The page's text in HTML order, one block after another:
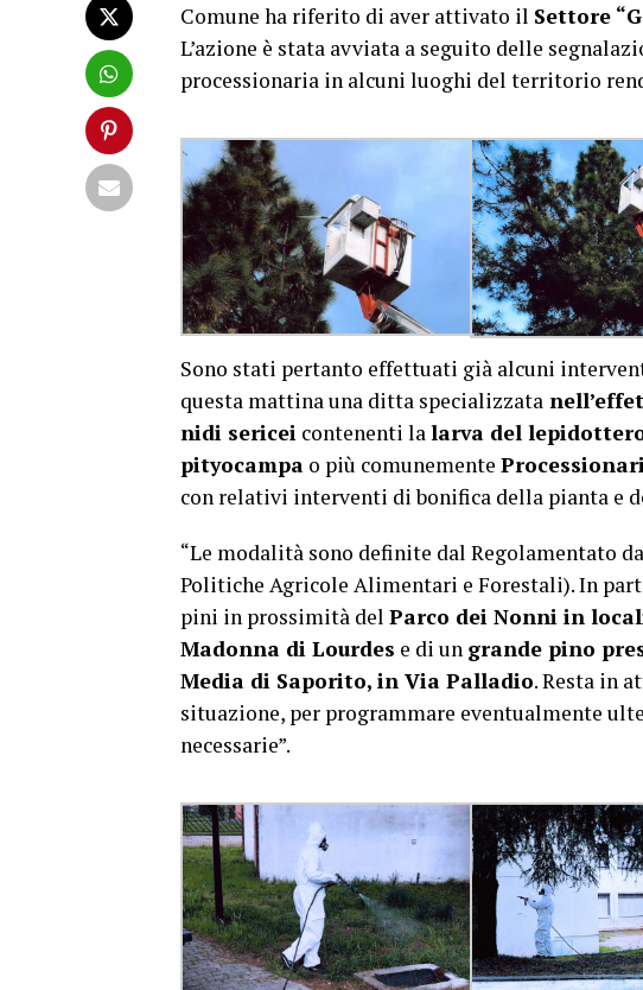
Comune ha riferito di aver attivato il Settore
L’azione è stata avviata a seguito delle
processionaria in alcuni luoghi del territorio
Sono stati pertanto effettuati già alcuni
questa mattina una ditta specializzata
nidi sericei contenenti lalarva del
pityocampa o più comunemente
con relativi interventi di bonifica della pianta e
“Le modalità sono definite dal Regolamentato
Politiche Agricole Alimentari e Forestali). In
pini in prossimità del Parco dei Nonni in
Madonna di Lourdes e di un grande pino
Media di Saporito, in Via Palladio. Resta in
situazione, per programmare eventualmente
necessarie”.